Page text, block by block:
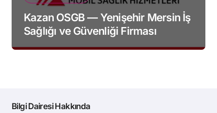
Kazan OSGB — Yenişehir Mersin İş
Sağlığı ve Güvenliği Firması
Bilgi Dairesi Hakkında